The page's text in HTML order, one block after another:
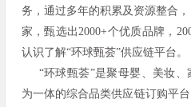
务，通过多年的积累及资源整合
家，甄选出2000+个优质品牌，
认识了解“环球甄荟”供应链平台。
“环球甄荟”是聚母婴、美妆、
为一体的综合品类供应链订购平